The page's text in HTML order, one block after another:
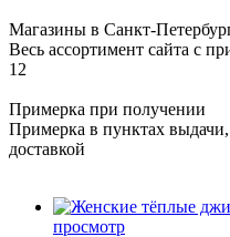
Магазины в Санкт-
Весь ассортимент сайта с
12
Примерка при получении
Примерка в пунктах выдачи,
доставкой
просмотр